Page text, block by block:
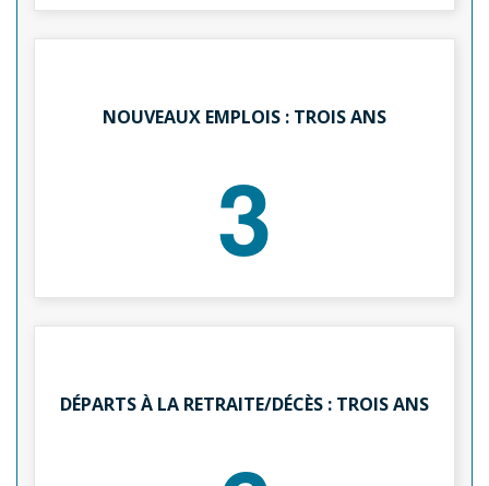
NOUVEAUX EMPLOIS : TROIS ANS
3
DÉPARTS À LA RETRAITE/DÉCÈS : TROIS ANS